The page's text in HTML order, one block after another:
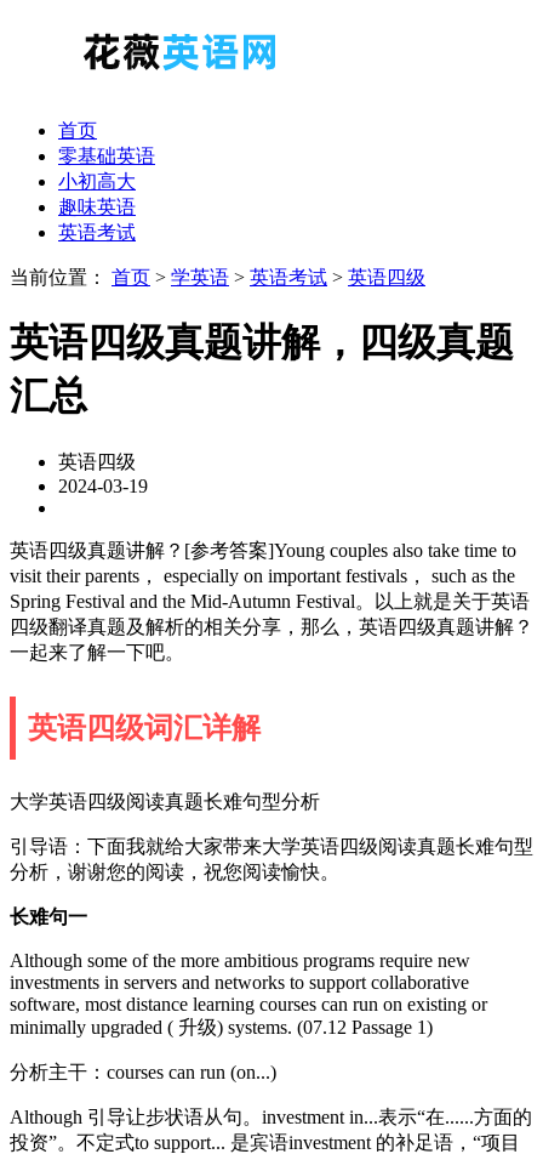
首页
零基础英语
小初高大
趣味英语
英语考试
当前位置： 首页 > 学英语 > 英语考试 > 英语四级
英语四级真题讲解，四级真题
汇总
英语四级
2024-03-19
英语四级真题讲解？[参考答案]Young couples also take time to
visit their parents， especially on important festivals， such as the
Spring Festival and the Mid-Autumn Festival。以上就是关于英语
四级翻译真题及解析的相关分享，那么，英语四级真题讲解？
一起来了解一下吧。
英语四级词汇详解
大学英语四级阅读真题长难句型分析
引导语：下面我就给大家带来大学英语四级阅读真题长难句型
分析，谢谢您的阅读，祝您阅读愉快。
长难句一
Although some of the more ambitious programs require new
investments in servers and networks to support collaborative
software, most distance learning courses can run on existing or
minimally upgraded ( 升级) systems. (07.12 Passage 1)
分析主干：courses can run (on...)
Although 引导让步状语从句。investment in...表示“在......方面的
投资”。不定式to support... 是宾语investment 的补足语，“项目